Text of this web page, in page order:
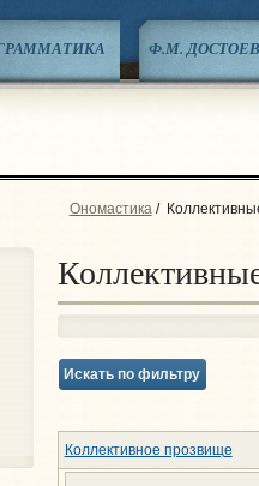
Ф.М.
Ономастика/
Искать по фильтру
Коллективное прозвище